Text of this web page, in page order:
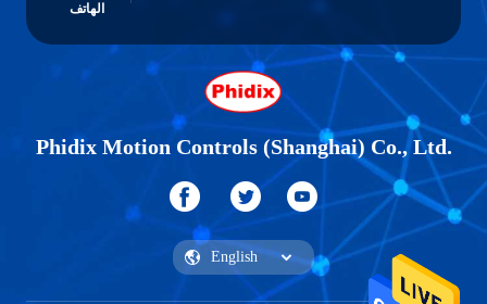
الهاتف
Phidix Motion Controls (Shanghai) Co., Ltd.